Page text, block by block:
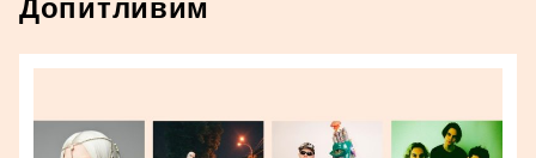
Допитливим